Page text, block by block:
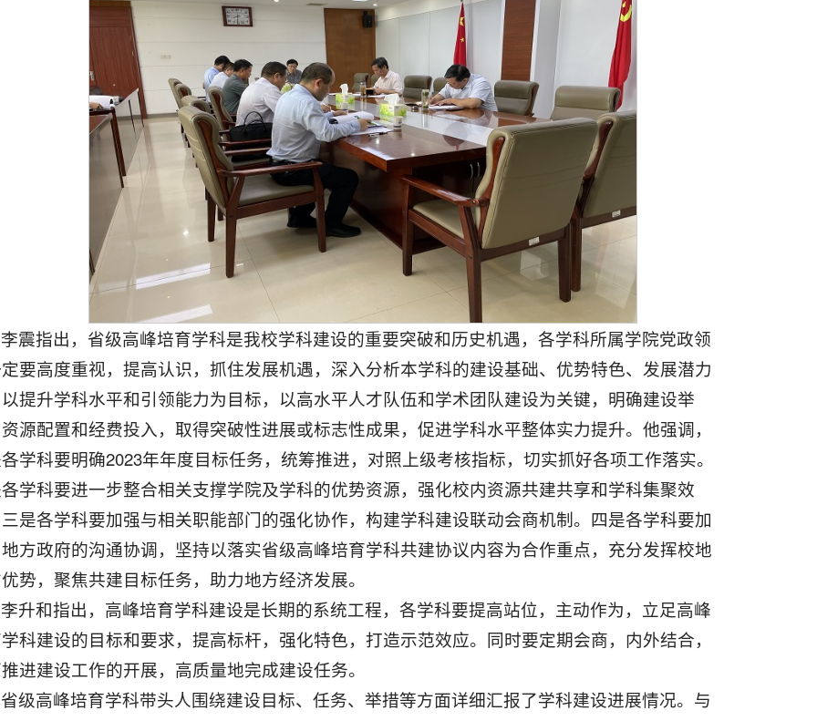
李震指出，省级高峰培育学科是我校学科建设的重要突破和历史机遇，各学科所属学院党政领
要高度重视，提高认识，抓住发展机遇，深入分析本学科的建设基础、优势特色、发展潜力
提升学科水平和引领能力为目标，以高水平人才队伍和学术团队建设为关键，明确建设举
源配置和经费投入，取得突破性进展或标志性成果，促进学科水平整体实力提升。他强调，
学科要明确2023年年度目标任务，统筹推进，对照上级考核指标，切实抓好各项工作落实。
学科要进一步整合相关支撑学院及学科的优势资源，强化校内资源共建共享和学科集聚效
是各学科要加强与相关职能部门的强化协作，构建学科建设联动会商机制。四是各学科要加
方政府的沟通协调，坚持以落实省级高峰培育学科共建协议内容为合作重点，充分发挥校地
势，聚焦共建目标任务，助力地方经济发展。
李升和指出，高峰培育学科建设是长期的系统工程，各学科要提高站位，主动作为，立足高峰
科建设的目标和要求，提高标杆，强化特色，打造示范效应。同时要定期会商，内外结合，
进建设工作的开展，高质量地完成建设任务。
省级高峰培育学科带头人围绕建设目标、任务、举措等方面详细汇报了学科建设进展情况。与